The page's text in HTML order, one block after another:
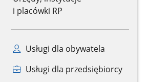
i placówki RP
Usługi dla obywatela
Usługi dla przedsiębiorcy